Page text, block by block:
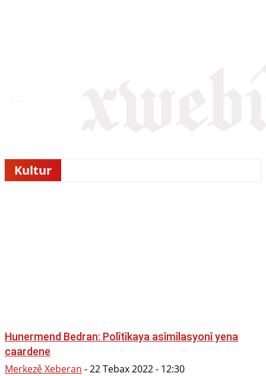
Kultur
Hunermend Bedran: Polîtîkaya asîmîlasyonî yena
caardene
Merkezê Xeberan -22 Tebax 2022 - 12:30